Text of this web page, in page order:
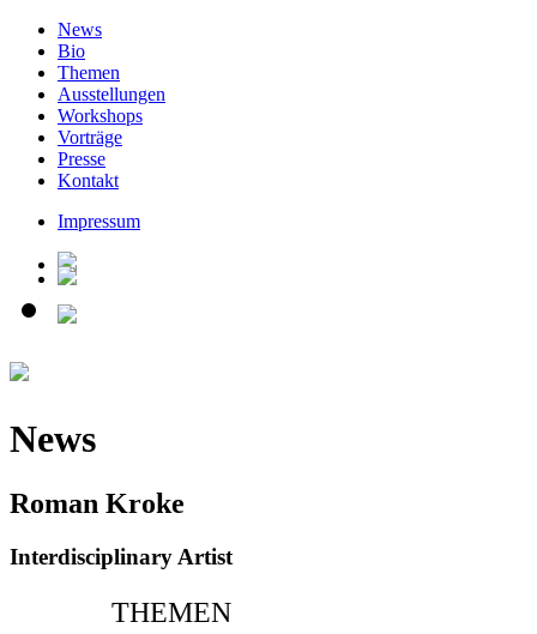
News
Bio
Themen
Ausstellungen
Workshops
Vorträge
Presse
Kontakt
Impressum
News
Roman Kroke
Interdisciplinary Artist
THEMEN